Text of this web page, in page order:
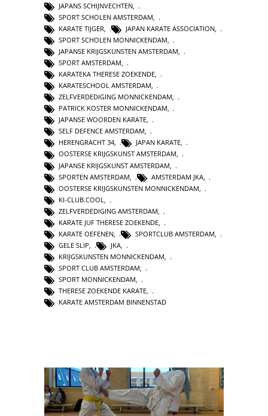
JAPANS SCHIJNVECHTEN
SPORT SCHOLEN AMSTERDAM
KARATE TIJGER
JAPAN KARATE ASSOCIATION
SPORT SCHOLEN MONNICKENDAM
JAPANSE KRIJGSKUNSTEN AMSTERDAM
SPORT AMSTERDAM
KARATEKA THERESE ZOEKENDE,
KARATESCHOOL AMSTERDAM,
ZELFVERDEDIGING MONNICKENDAM,
PATRICK KOSTER MONNICKENDAM,
JAPANSE WOORDEN KARATE,
SELF DEFENCE AMSTERDAM,
HERENGRACHT 34, JAPAN KARATE,
OOSTERSE KRIJGSKUNST AMSTERDAM,
JAPANSE KRIJGSKUNST AMSTERDAM
SPORTEN AMSTERDAM
AMSTERDAM JKA
OOSTERSE KRIJGSKUNSTEN MONNICKENDAM
KI-CLUB.COOL
ZELFVERDEDIGING AMSTERDAM
KARATE JUF THERESE ZOEKENDE
KARATE OEFENEN
SPORTCLUB AMSTERDAM
GELE SLIP
JKA
KRIJGSKUNSTEN MONNICKENDAM,
SPORT CLUB AMSTERDAM,
SPORT MONNICKENDAM,
THERESE ZOEKENDE KARATE,
KARATE AMSTERDAM BINNENSTAD